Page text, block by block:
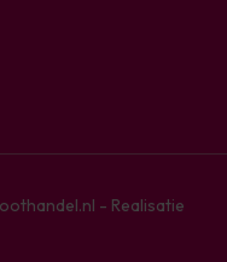
- Realisatie